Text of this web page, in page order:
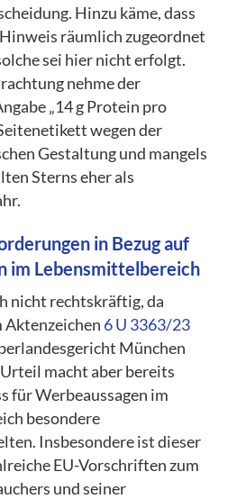
Hinzu käme, dass
räumlich zugeordnet
sei hier nicht erfolgt.
nehme der
„14 g Protein pro
wegen der
Gestaltung und mangels
Sterns eher als
in Bezug auf
im Lebensmittelbereich
nicht rechtskräftig, da
Aktenzeichen 6 U 3363/23
München
macht aber bereits
für Werbeaussagen im
besondere
Insbesondere ist dieser
EU-Vorschriften zum
und seiner